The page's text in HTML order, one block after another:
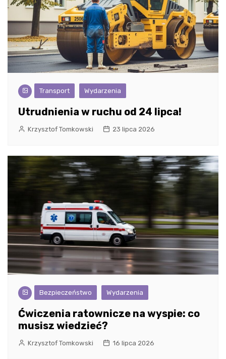
Transport Wydarzenia
Utrudnienia w ruchu od 24 lipca!
Krzysztof Tomkowski 23 lipca 2026
Bezpieczeństwo Wydarzenia
Ćwiczenia ratownicze na wyspie: co
musisz wiedzieć?
Krzysztof Tomkowski 16 lipca 2026